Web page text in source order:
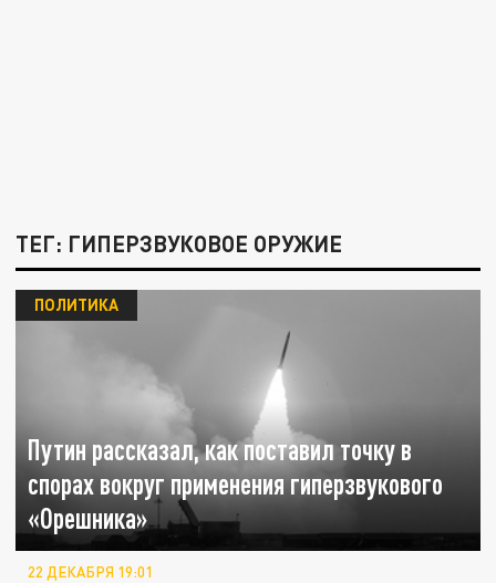
ТЕГ: ГИПЕРЗВУКОВОЕ ОРУЖИЕ
Путин рассказал, как поставил точку в
спорах вокруг применения гиперзвукового
«Орешника»
ПОЛИТИКА
22 ДЕКАБРЯ 19:01